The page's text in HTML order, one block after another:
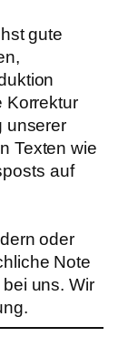
gute
Korrektur
unserer
Texten wie
auf
oder
Note
uns. Wir